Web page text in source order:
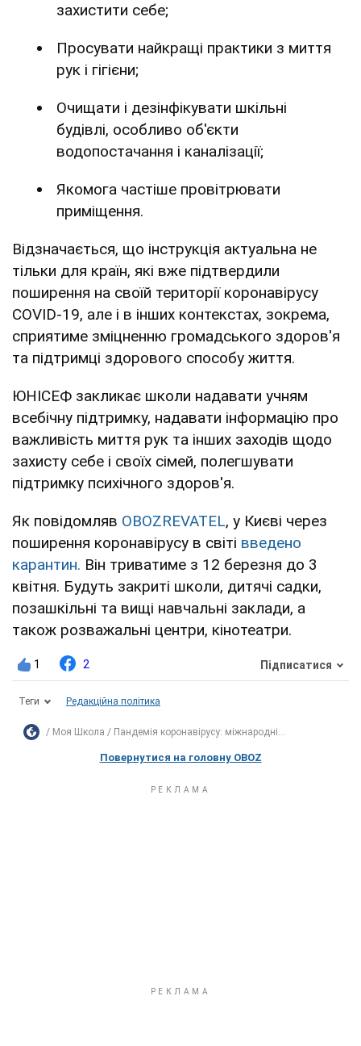
захистити себе;
Просувати найкращі практики з миття
рук і гігієни;
Очищати і дезінфікувати шкільні
будівлі, особливо об'єкти
водопостачання і каналізації;
Якомога частіше провітрювати
приміщення.
Відзначається, що інструкція актуальна не
тільки для країн, які вже підтвердили
поширення на своїй території коронавірусу
COVID-19, але і в інших контекстах, зокрема,
сприятиме зміцненню громадського здоров'я
та підтримці здорового способу життя.
ЮНІСЕФ закликає школи надавати учням
всебічну підтримку, надавати інформацію про
важливість миття рук та інших заходів щодо
захисту себе і своїх сімей, полегшувати
підтримку психічного здоров'я.
Як повідомляв OBOZREVATEL, у Києві через
поширення коронавірусу в світі введено
карантин. Він триватиме з 12 березня до 3
квітня. Будуть закриті школи, дитячі садки,
позашкільні та вищі навчальні заклади, а
також розважальні центри, кінотеатри.
1 2 Підписатися
Теги Редакційна політика
Моя Школа Пандемія коронавірусу: міжнародні...
Повернутися на головну OBOZ